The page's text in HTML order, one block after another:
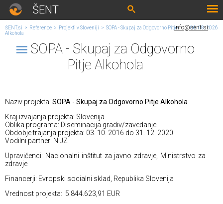
ŠENT
info@sent.si
06. 08. 2026
ŠENT.si > Reference > Projekti v Sloveniji > SOPA - Skupaj za Odgovorno Pitje
Alkohola
SOPA - Skupaj za Odgovorno
Pitje Alkohola
Naziv projekta: SOPA - Skupaj za Odgovorno Pitje Alkohola
Kraj izvajanja projekta: Slovenija
Oblika programa: Diseminacija gradiv/zavedanje
Obdobje trajanja projekta: 03. 10. 2016 do 31. 12. 2020
Vodilni partner: NIJZ
Upravičenci: Nacionalni inštitut za javno zdravje, Ministrstvo za
zdravje
Financerji: Evropski socialni sklad, Republika Slovenija
Vrednost projekta: 5.844.623,91 EUR